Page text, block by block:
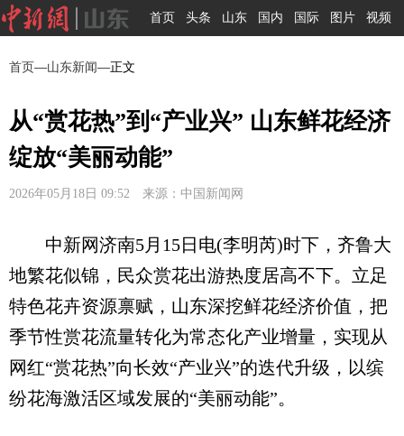
首页 头条 山东 国内 国际 图片 视频
首页—山东新闻—正文
从“赏花热”到“产业兴” 山东鲜花经济
绽放“美丽动能”
2026年05月18日 09:52 来源：中国新闻网
中新网济南5月15日电(李明芮)时下，齐鲁大
地繁花似锦，民众赏花出游热度居高不下。立足
特色花卉资源禀赋，山东深挖鲜花经济价值，把
季节性赏花流量转化为常态化产业增量，实现从
网红“赏花热”向长效“产业兴”的迭代升级，以缤
纷花海激活区域发展的“美丽动能”。